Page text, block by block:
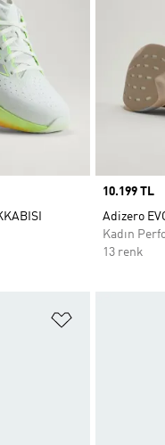
Price
10.199 TL
Adizero
Kadın
13 renk